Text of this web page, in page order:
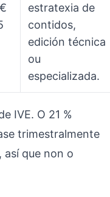
estratexia de
contidos,
edición técnica
ou
especializada.
IVE. O 21 %
trimestralmente
así que non o